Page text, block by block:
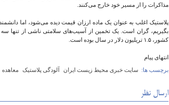
مذاکرات را از مسیر خود خارج می‌کنند.
پلاستیک اغلب به عنوان یک ماده ارزان قیمت دیده می‌شود، اما
کشور، ۱.۵ تریلیون دلار در سال بوده است.
انتهای پیام
برچسب ها: سایت خبری محیط زیست ایران آلودگی پلاستیک معاهده
ارسال نظر